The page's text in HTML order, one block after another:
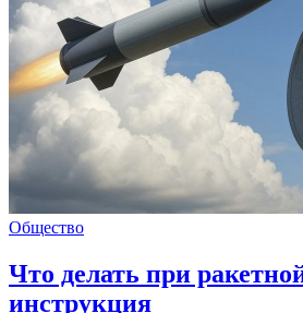
Общество
Что делать при
инструкция